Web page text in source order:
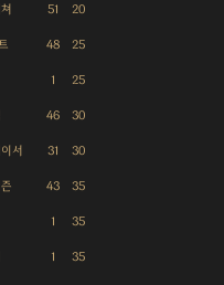
51 20
48 25
1 25
46 30
서 31 30
43 35
1 35
1 35